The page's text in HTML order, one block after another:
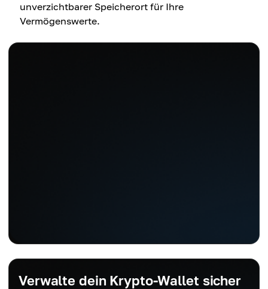
unverzichtbarer Speicherort für Ihre
Vermögenswerte.
Verwalte dein Krypto-Wallet sicher